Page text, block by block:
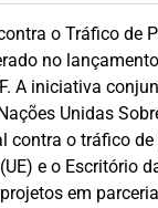
o Tráfico de
no
A iniciativa
Unidas
contra o tráfico de
e o Escritório
em